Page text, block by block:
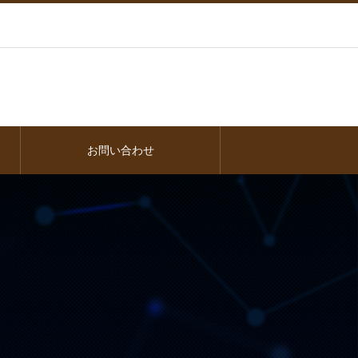
お問い合わせ